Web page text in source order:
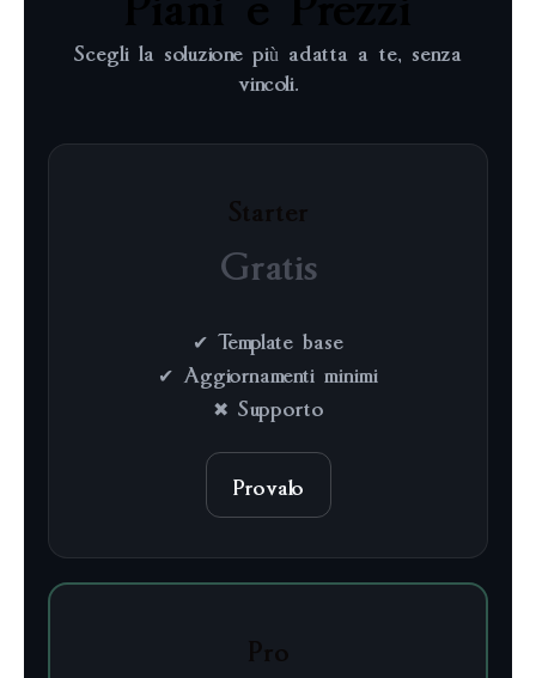
Scegli la soluzione più adatta a te, senza
vincoli.
Starter
Gratis
✔ Template base
✔ Aggiornamenti minimi
✖ Supporto
Provalo
Pro